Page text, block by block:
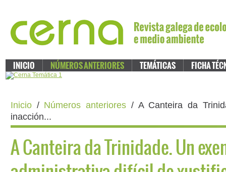
INICIO NÚMEROS ANTERIORES TEMÁTICAS FICHA
Inicio / Números anteriores / A Canteira da
inacción...
A Canteira da Trinidade. Un